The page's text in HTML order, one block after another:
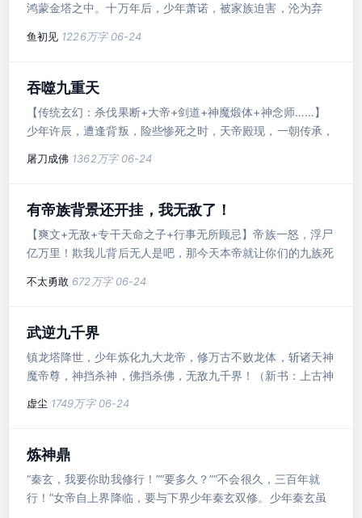
鸿蒙金塔之中。十万年后，少年萧诺，被家族迫害，沦为弃
神体。自此诸天仙魔，皆将烟消云散。
鱼初见 1226万字 06-24
吞噬九重天
【传统玄幻：杀伐果断+大帝+剑道+神魔煅体+神念师……】
少年许辰，遭逢背叛，险些惨死之时，天帝殿现，一朝传承，
说。殿中有绝世大帝传承。镇古绝今的噬天大帝。《吞噬帝
地的战天大帝。《战天诀》，天战斗地，盖世无敌，练到大
泉大帝。惊才绝艳的虚
屠刀成佛 1362万字 06-24
有帝族背景还开挂，我无敌了！
【爽文+无敌+专干天命之子+行事无所顾忌】帝族一怒，浮尸
亿万里！欺我儿背后无人是吧，那今天本帝就让你们的九族死
体质混沌序列体，外加金手指天命大熔炉。你是荒古圣体，来
始皇一族？桀桀桀，再老子熔了他！你是系统拥有者，来自荒
什么势力，管你拥有
不太勇敢 672万字 06-24
武逆九千界
镇龙塔降世，少年炼化九大龙帝，修万古不败龙体，斩诸天神
魔帝尊，神挡杀神，佛挡杀佛，无敌九千界！（新书：上古神
虚尘 1749万字 06-24
炼神鼎
“秦玄，我要你助我修行！”“要多久？”“不会很久，三百年就
行！”女帝自上界降临，要与下界少年秦玄双修。少年秦玄虽